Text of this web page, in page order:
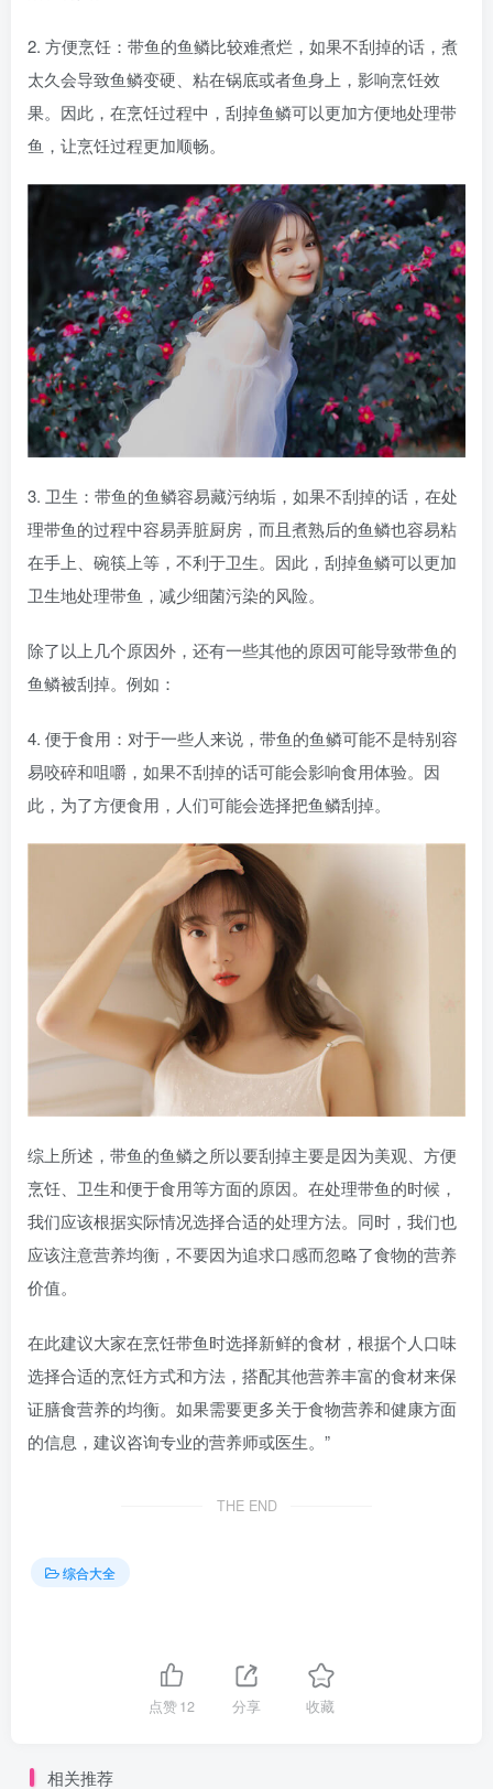
2. 方便烹饪：带鱼的鱼鳞比较难煮烂，如果不刮掉的话，煮
太久会导致鱼鳞变硬、粘在锅底或者鱼身上，影响烹饪效
果。因此，在烹饪过程中，刮掉鱼鳞可以更加方便地处理带
鱼，让烹饪过程更加顺畅。
3. 卫生：带鱼的鱼鳞容易藏污纳垢，如果不刮掉的话，在处
理带鱼的过程中容易弄脏厨房，而且煮熟后的鱼鳞也容易粘
在手上、碗筷上等，不利于卫生。因此，刮掉鱼鳞可以更加
卫生地处理带鱼，减少细菌污染的风险。
除了以上几个原因外，还有一些其他的原因可能导致带鱼的
鱼鳞被刮掉。例如：
4. 便于食用：对于一些人来说，带鱼的鱼鳞可能不是特别容
易咬碎和咀嚼，如果不刮掉的话可能会影响食用体验。因
此，为了方便食用，人们可能会选择把鱼鳞刮掉。
综上所述，带鱼的鱼鳞之所以要刮掉主要是因为美观、方便
烹饪、卫生和便于食用等方面的原因。在处理带鱼的时候，
我们应该根据实际情况选择合适的处理方法。同时，我们也
应该注意营养均衡，不要因为追求口感而忽略了食物的营养
价值。
在此建议大家在烹饪带鱼时选择新鲜的食材，根据个人口味
选择合适的烹饪方式和方法，搭配其他营养丰富的食材来保
证膳食营养的均衡。如果需要更多关于食物营养和健康方面
的信息，建议咨询专业的营养师或医生。”
THE END
综合大全
点赞12 分享 收藏
相关推荐